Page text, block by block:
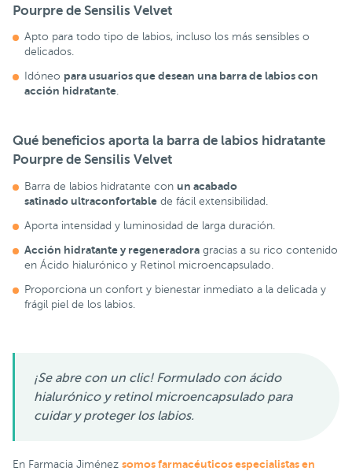
Pourpre de Sensilis Velvet
Apto para todo tipo de labios, incluso los más sensibles o
delicados.
Idóneo para usuarios que desean una barra de labios con
acción hidratante.
Qué beneficios aporta la barra de labios hidratante
Pourpre de Sensilis Velvet
Barra de labios hidratante con un acabado
satinado ultraconfortable de fácil extensibilidad.
Aporta intensidad y luminosidad de larga duración.
Acción hidratante y regeneradora gracias a su rico contenido
en Ácido hialurónico y Retinol microencapsulado.
Proporciona un confort y bienestar inmediato a la delicada y
frágil piel de los labios.
¡Se abre con un clic! Formulado con ácido
hialurónico y retinol microencapsulado para
cuidar y proteger los labios.
En Farmacia Jiménez somos farmacéuticos especialistas en